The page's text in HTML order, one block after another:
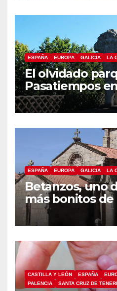
ESPAÑA EUROPA GALICIA LA
El olvidado
Pasatiempos
ESPAÑA EUROPA GALICIA LA
Betanzos, uno
más bonitos de
CASTILLA Y LEÓN ESPAÑA
PALENCIA
SANTA CRUZ DE